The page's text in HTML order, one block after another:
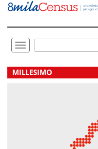
Vai
direttamente
Toggle
navigation
.
MILLESIMO